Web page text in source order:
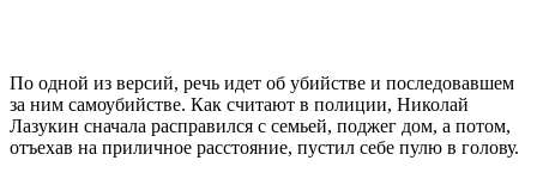
По одной из версий, речь идет об убийстве и последовавшем
за ним самоубийстве. Как считают в полиции, Николай
Лазукин сначала расправился с семьей, поджег дом, а потом,
отъехав на приличное расстояние, пустил себе пулю в голову.